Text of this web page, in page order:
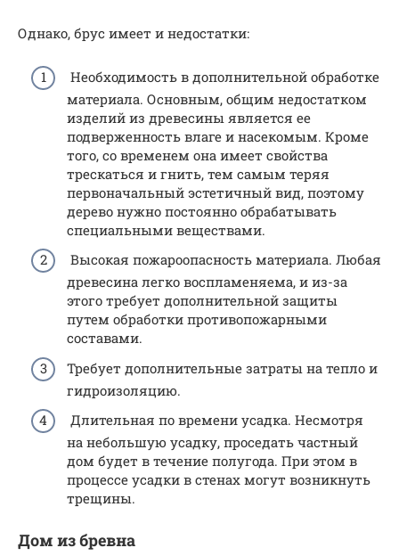
Однако, брус имеет и недостатки:
Необходимость в дополнительной обработке
материала. Основным, общим недостатком
изделий из древесины является ее
подверженность влаге и насекомым. Кроме
того, со временем она имеет свойства
трескаться и гнить, тем самым теряя
первоначальный эстетичный вид, поэтому
дерево нужно постоянно обрабатывать
специальными веществами.
Высокая пожароопасность материала. Любая
древесина легко воспламеняема, и из-за
этого требует дополнительной защиты
путем обработки противопожарными
составами.
Требует дополнительные затраты на тепло и
гидроизоляцию.
Длительная по времени усадка. Несмотря
на небольшую усадку, проседать частный
дом будет в течение полугода. При этом в
процессе усадки в стенах могут возникнуть
трещины.
Дом из бревна